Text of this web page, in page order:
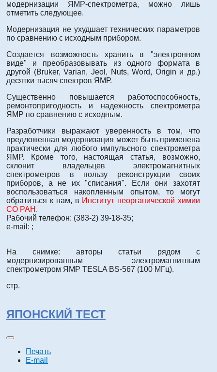
модернизации ЯМР-спектрометра, можно лишь
отметить следующее.
Модернизация не ухудшает технических параметров
по сравнению с исходным прибором.
Создается возможность хранить в "электронном
виде" и преобразовывать из одного формата в
другой (Bruker, Varian, Jeol, Nuts, Word, Origin и др.)
десятки тысяч спектров ЯМР.
Существенно повышается работоспособность,
ремонтопригодность и надежность спектрометра
ЯМР по сравнению с исходным.
Разработчики выражают уверенность в том, что
предложенная модернизация может быть применена
практически для любого импульсного спектрометра
ЯМР. Кроме того, настоящая статья, возможно,
склонит владельцев электромагнитных
спектрометров в пользу реконструкции своих
приборов, а не их "списания". Если они захотят
воспользоваться накопленным опытом, то могут
обратиться к нам, в Институт неорганической химии
СО РАН .
Рабочий телефон: (383-2) 39-18-35;
e-mail: ;
На снимке: авторы статьи рядом с
модернизированным электромагнитным
спектрометром ЯМР TESLA BS-567 (100 МГц).
стр.
ЯПОНСКИЙ ТЕСТ
Печать
E-mail